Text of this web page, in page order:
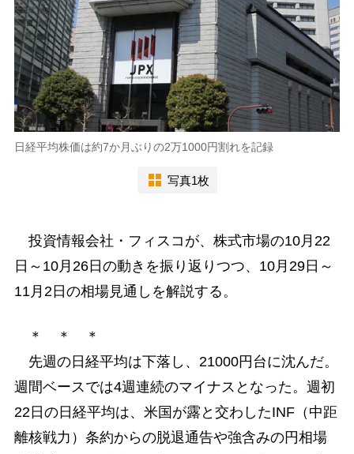
日経平均株価は約7か月ぶりの2万1000円割れを記録
写真1枚
投資情報会社・フィスコが、株式市場の10月22
日～10月26日の動きを振り返りつつ、10月29日～
11月2日の相場見通しを解説する。
＊ ＊ ＊
先週の日経平均は下落し、21000円台に沈んだ。
週間ベースでは4週連続のマイナスとなった。週初
22日の日経平均は、米国が露と交わしたINF（中距
離核戦力）条約からの脱退通告や強含みの円相場